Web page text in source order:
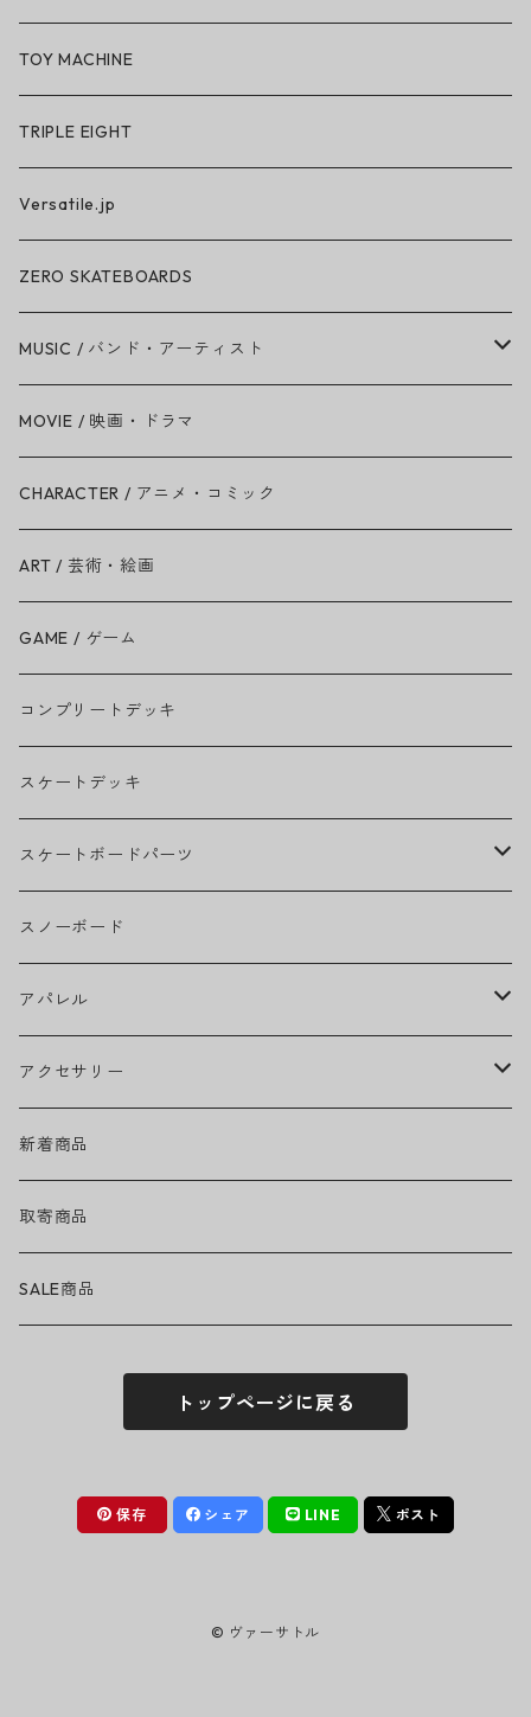
BN3TH × So iLL × ON THE ROAM
TOY MACHINE
TRIPLE EIGHT
Versatile.jp
ZERO SKATEBOARDS
MUSIC / バンド・アーティスト
Amy Winehouse
Ariana Grande
BAD RELIGION
BEASTIE BOYS
THE BEATLES
BILLIE EILISH
BOB MARLEY
CAMILA CABELLO
Ed Sheeran
EMINEM
GREEN DAY
GUNS N' ROSES
LADY GAGA
MICHAEL JACKSON
MY CHEMICAL ROMANCE
MOVIE / 映画・ドラマ
CHARACTER / アニメ・コミック
ART / 芸術・絵画
GAME / ゲーム
コンプリートデッキ
スケートデッキ
スケートボードパーツ
グリップテープ
ウィール
ベアリング
トラック
ヘルメット・プロテクター
アクセサリー・小物
スノーボード
アパレル
ヘッドウェア
キャップ
ハット
ネックウェア
トップス
Tシャツ・ロングTシャツ
ボトムス
パンツ・ズボン
アクセサリー
ハードグッズ
バッグ・ポーチ
サングラス
フィギュア
新着商品
取寄商品
SALE商品
トップページに戻る
保存 シェア LINE ポスト
© ヴァーサトル